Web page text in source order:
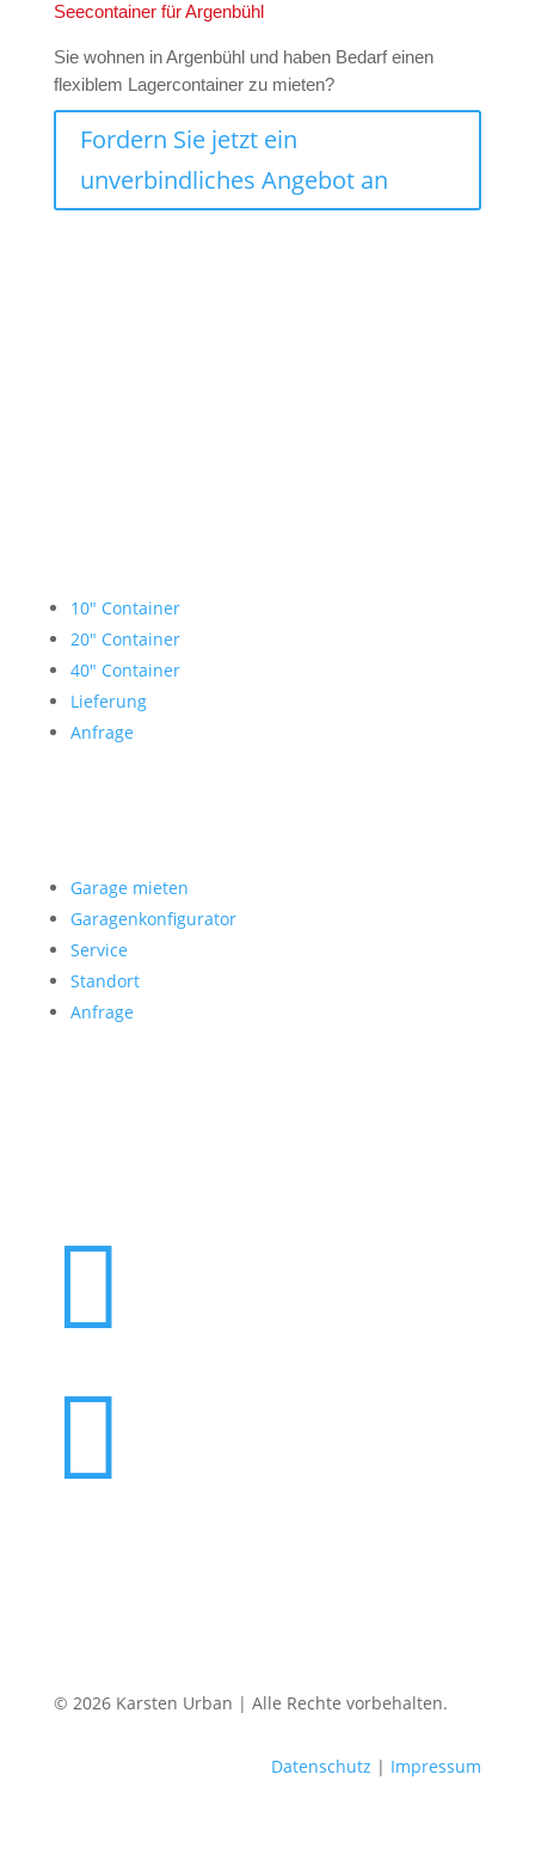
Seecontainer für Argenbühl
Sie wohnen in Argenbühl und haben Bedarf einen
flexiblem Lagercontainer zu mieten?
Fordern Sie jetzt ein
unverbindliches Angebot an
10″ Container
20″ Container
40″ Container
Lieferung
Anfrage
Garage mieten
Garagenkonfigurator
Service
Standort
Anfrage


© 2026 Karsten Urban | Alle Rechte vorbehalten.
Datenschutz | Impressum